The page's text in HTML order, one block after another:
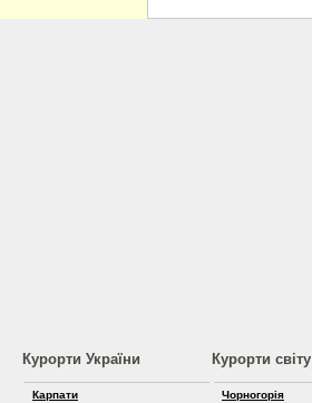
Курорти України
Карпати
Курорти світу
Чорногорія